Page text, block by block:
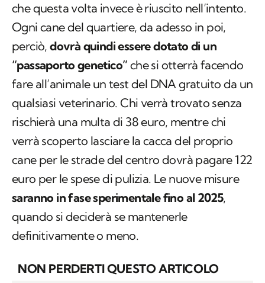
che questa volta invece è riuscito nell’intento.
Ogni cane del quartiere, da adesso in poi,
perciò,dovrà quindi essere dotato di un
“passaporto genetico” che si otterrà facendo
fare all’animale un test del DNA gratuito da un
qualsiasi veterinario. Chi verrà trovato senza
rischierà una multa di 38 euro, mentre chi
verrà scoperto lasciare la cacca del proprio
cane per le strade del centro dovrà pagare 122
euro per le spese di pulizia. Le nuove misure
saranno in fase sperimentale fino al 2025,
quando si deciderà se mantenerle
definitivamente o meno.
NON PERDERTI QUESTO ARTICOLO